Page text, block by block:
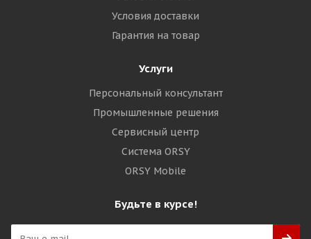
Условия доставки
Гарантия на товар
Услуги
Персональный консультант
Промышленные решения
Сервисный центр
Система ORSY
ORSY Mobile
Будьте в курсе!